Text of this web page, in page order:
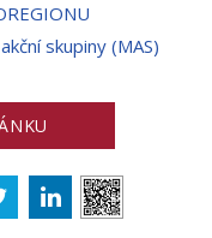
skupiny (MAS)